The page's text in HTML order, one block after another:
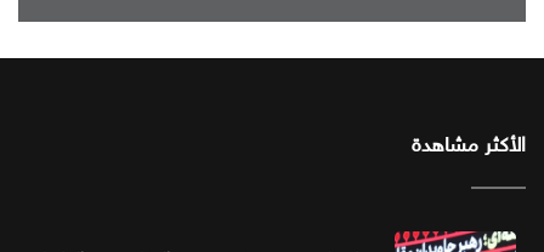
الأكثر مشاهدة